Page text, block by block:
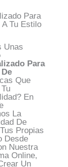
Para
A Tu Estilo
Unas
Para
Que
En
La
De
Propias
Desde
Nuestra
Online,
Un